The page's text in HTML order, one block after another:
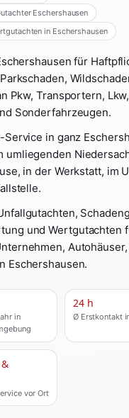
Eschershausen
in Eschershausen
für
Pkw, Transportern,
Sonderfahrzeugen.
in ganz
umliegenden
in der Werkstatt, im
und Wertgutachten
Eschershausen.
in
24 h
Ø Erstkontakt
vor Ort